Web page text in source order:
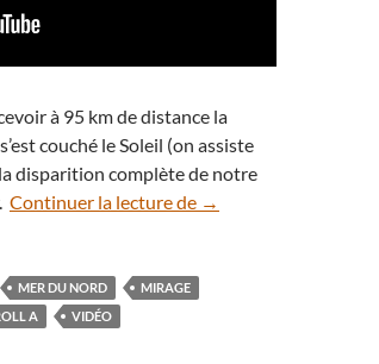
à 95 km de distance la
couché le Soleil (on assiste
disparition complète de notre
Continuer la lecture de En vidéo : AR 2529
→
MER DU NORD
MIRAGE
A VIDÉO